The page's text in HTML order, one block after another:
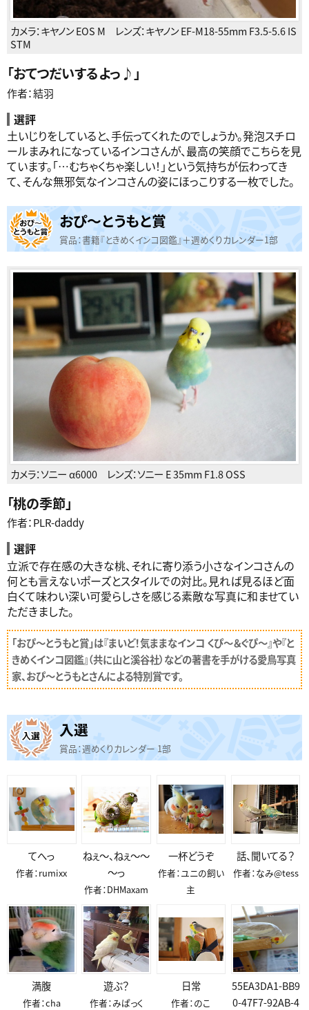
カメラ：キヤノン EOS M レンズ：キヤノン EF-M18-55mm F3.5-5.6 IS
STM
「おてつだいするよっ♪ 」
作者：結羽
選評
土いじりをしていると、手伝ってくれたのでしょうか。発泡スチロ
ールまみれになっているインコさんが、最高の笑顔でこちらを見
ています。「…むちゃくちゃ楽しい！」という気持ちが伝わってき
て、そんな無邪気なインコさんの姿にほっこりする一枚でした。
おぴ～とうもと賞
賞品：書籍『ときめくインコ図鑑』＋週めくりカレンダー1部
カメラ：ソニー α6000 レンズ：ソニー E 35mm F1.8 OSS
「桃の季節」
作者：PLR-daddy
選評
立派で存在感の大きな桃、それに寄り添う小さなインコさんの
何とも言えないポーズとスタイルでの対比。見れば見るほど面
白くて味わい深い可愛らしさを感じる素敵な写真に和ませてい
ただきました。
「おぴ〜とうもと賞」は『まいど！気ままなインコ くぴ〜＆ぐぴ〜』や『と
きめくインコ図鑑』（共に山と溪谷社）などの著書を手がける愛鳥写真
家、おぴ〜とうもとさんによる特別賞です。
入選
賞品：週めくりカレンダー 1部
てへっ
作者：rumixx
ねぇ～、ねぇ～～
～っ
作者：DHMaxam
一杯どうぞ
作者：ユニの飼い
主
話、聞いてる？
作者：なみ@tess
満腹
作者：cha
遊ぶ？
作者：みぱっく
日常
作者：のこ
55EA3DA1-BB9
0-47F7-92AB-4